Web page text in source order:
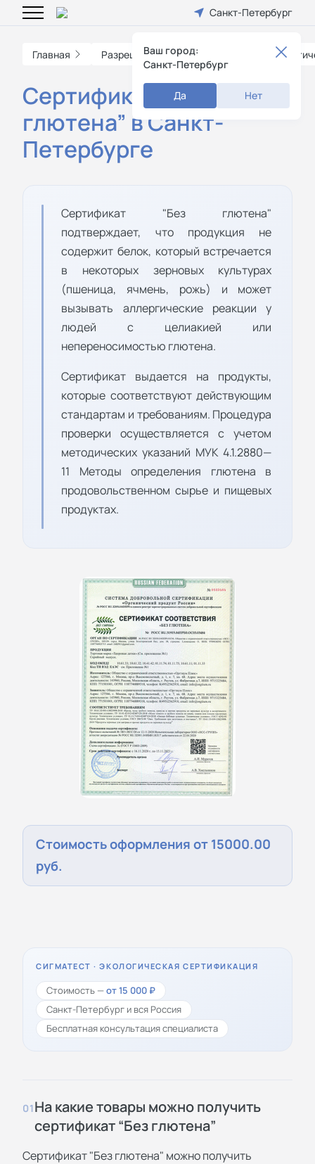
Санкт-Петербург
Ваш город:
Санкт-Петербург
Да Нет
Главная Разрешительные документы
Сертификат “Без
глютена” в Санкт-
Петербурге
Сертификат "Без глютена"
подтверждает, что продукция не
содержит белок, который встречается
в некоторых зерновых культурах
(пшеница, ячмень, рожь) и может
вызывать аллергические реакции у
людей с целиакией или
непереносимостью глютена.
Сертификат выдается на продукты,
которые соответствуют действующим
стандартам и требованиям. Процедура
проверки осуществляется с учетом
методических указаний МУК 4.1.2880—
11 Методы определения глютена в
продовольственном сырье и пищевых
продуктах.
Стоимость оформления от 15000.00
руб.
СИГМАТЕСТ · ЭКОЛОГИЧЕСКАЯ СЕРТИФИКАЦИЯ
Стоимость —от 15 000 ₽
Санкт-Петербург и вся Россия
Бесплатная консультация специалиста
01На какие товары можно получить
сертификат “Без глютена”
Сертификат "Без глютена" можно получить